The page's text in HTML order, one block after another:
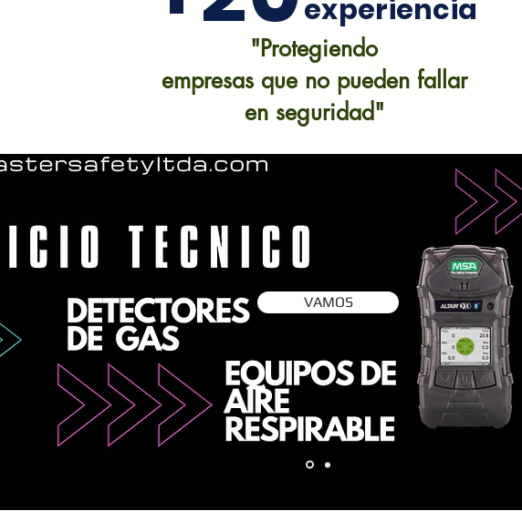
"Protegiendo
empresas que no pueden fallar
en seguridad"
experiencia
VAMOS